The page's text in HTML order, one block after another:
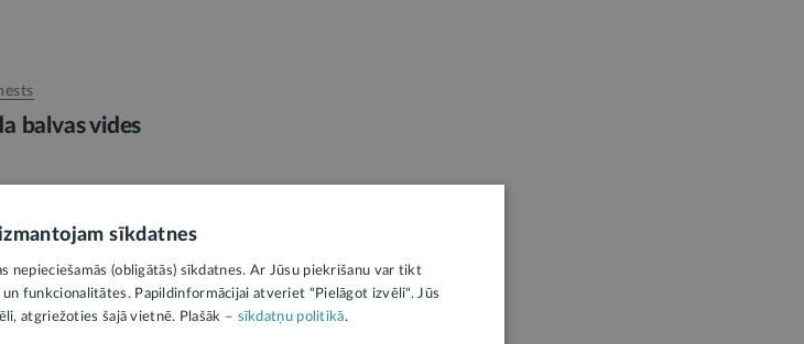
balvas vides
svinīgajā balvu
astoņus sīkdatnes
(obligātās) sīkdatnes. Ar Jūsu piekrišanu var tikt
funkcionalitātes. Papildinformācijai atveriet "Pielāgot izvēli". Jūs
atgriežoties šajā vietnē. Plašāk – sīkdatņu politikā.